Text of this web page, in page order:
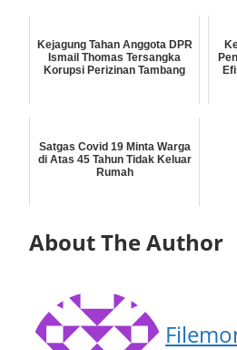
Kejagung Tahan Anggota DPR
Ismail Thomas Tersangka
Korupsi Perizinan Tambang
Satgas Covid 19 Minta Warga
di Atas 45 Tahun Tidak Keluar
Rumah
About The Author